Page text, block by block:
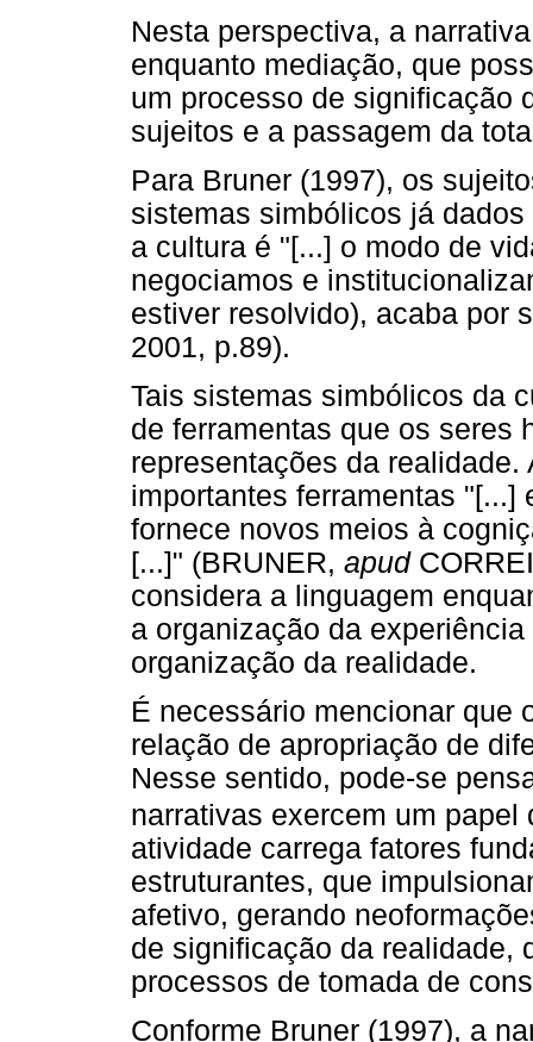
Nesta perspectiva, a
enquanto mediação, que
um processo de significação
sujeitos e a passagem da
Para Bruner (1997), os
sistemas simbólicos já
a cultura é "[...] o modo de
negociamos e
estiver resolvido), acaba por
2001, p.89).
Tais sistemas simbólicos da
de ferramentas que os seres
representações da
importantes ferramentas
fornece novos meios à
[...]" (BRUNER, apud
considera a linguagem
a organização da
organização da realidade.
É necessário mencionar que
relação de apropriação de
Nesse sentido, pode-se
narrativas exercem um
atividade carrega fatores
estruturantes, que
afetivo, gerando
de significação da realidade,
processos de tomada de
Conforme Bruner (1997), a